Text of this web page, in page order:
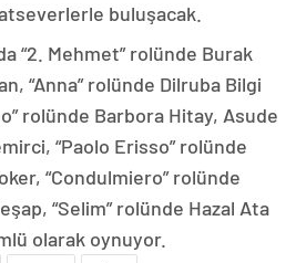
buluşacak.
“2. Mehmet” rolünde Burak
“Anna” rolünde Dilruba Bilgi
rolünde Barbora Hitay, Asude
“Paolo Erisso” rolünde
“Condulmiero” rolünde
“Selim” rolünde Hazal Ata
olarak oynuyor.